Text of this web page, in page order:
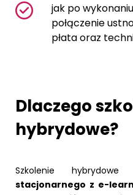
jak po
połączenie
płata oraz
Dlaczego
hybrydowe?
Szkolenie
stacjonarnego z e-